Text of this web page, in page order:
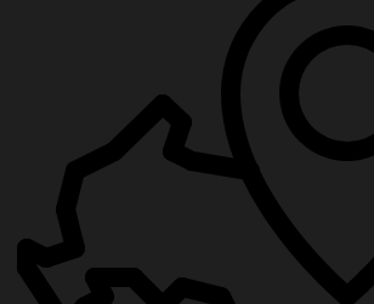
Котлы водогрейные